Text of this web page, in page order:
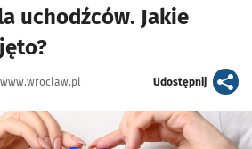
uchodźców. Jakie
www.wroclaw.pl Udostępnijartykuł